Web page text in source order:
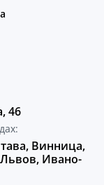
46
Ивано-